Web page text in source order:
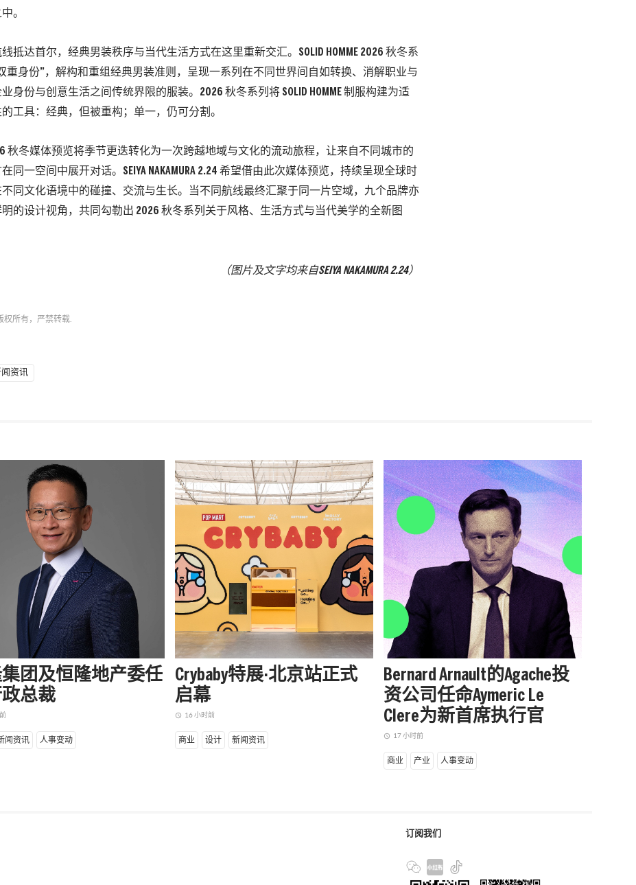
。
抵达首尔，经典男装秩序与当代生活方式在这里重新交汇。SOLID HOMME 2026 秋冬系
重身份”，解构和重组经典男装准则，呈现一系列在不同世界间自如转换、消解职业与
身份与创意生活之间传统界限的服装。2026 秋冬系列将 SOLID HOMME 制服构建为适
工具：经典，但被重构；单一，仍可分割。
秋冬媒体预览将季节更迭转化为一次跨越地域与文化的流动旅程，让来自不同城市的
同一空间中展开对话。SEIYA NAKAMURA 2.24 希望借由此次媒体预览，持续呈现全球时
同文化语境中的碰撞、交流与生长。当不同航线最终汇聚于同一片空域，九个品牌亦
的设计视角，共同勾勒出 2026 秋冬系列关于风格、生活方式与当代美学的全新图
（图片及文字均来自SEIYA NAKAMURA 2.24）
权所有，严禁转载.
资讯
团及恒隆地产委任
总裁
闻资讯 人事变动
Crybaby特展·北京站正式
启幕
access_time 16 小时前
商业 设计 新闻资讯
Bernard Arnault的Agache投
资公司任命Aymeric Le
Clere为新首席执行官
access_time 17 小时前
商业 产业 人事变动
订阅我们